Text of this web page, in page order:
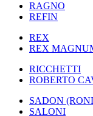
RAGNO
REFIN
REX
REX
RICCHETTI
ROBERTO
SADON
SALONI